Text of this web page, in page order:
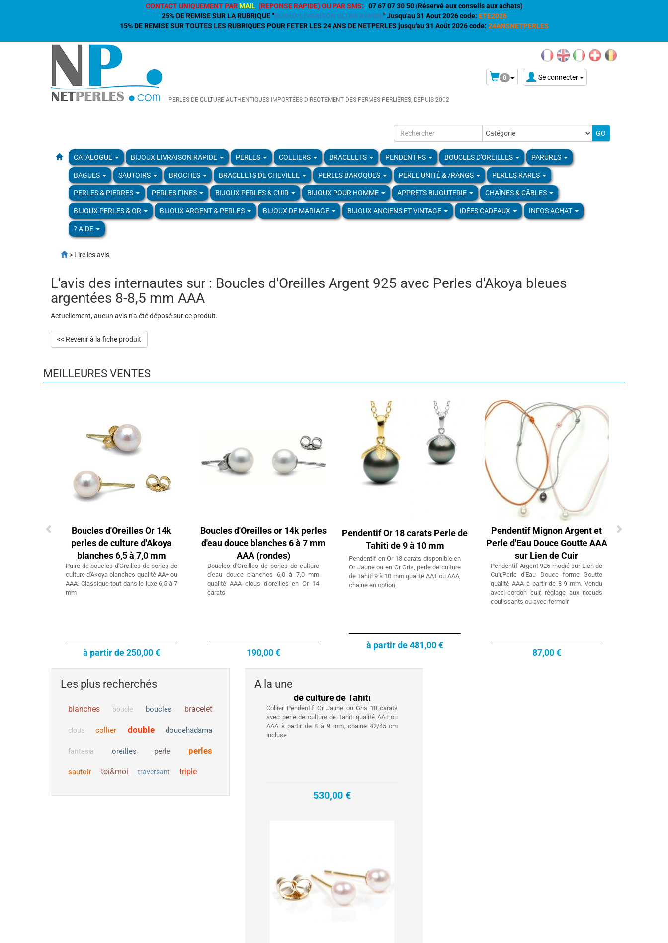
CONTACT UNIQUEMENT PAR MAIL (REPONSE RAPIDE) OU PAR SMS: : 07 67 07 30 50 (Réservé aux conseils aux achats)
25% DE REMISE SUR LA RUBRIQUE "BIJOUX LIVRAISON ULTRA RAPIDE" Jusqu'au 31 Aout 2026 code: ETE2026
15% DE REMISE SUR TOUTES LES RUBRIQUES POUR FETER LES 24 ANS DE NETPERLES jusqu'au 31 Août 2026 code: 24ANSNETPERLES
PERLES DE CULTURE AUTHENTIQUES IMPORTÉES DIRECTEMENT DES FERMES PERLIÈRES, DEPUIS 2002
Se connecter
0
CATALOGUE BIJOUX LIVRAISON RAPIDE PERLES COLLIERS BRACELETS PENDENTIFS BOUCLES D'OREILLES PARURES
BAGUES SAUTOIRS BROCHES BRACELETS DE CHEVILLE PERLES BAROQUES PERLE UNITÉ & /RANGS PERLES RARES
PERLES & PIERRES PERLES FINES BIJOUX PERLES & CUIR BIJOUX POUR HOMME APPRÈTS BIJOUTERIE CHAÎNES & CÂBLES
BIJOUX PERLES & OR BIJOUX ARGENT & PERLES BIJOUX DE MARIAGE BIJOUX ANCIENS ET VINTAGE IDÉES CADEAUX INFOS ACHAT
? AIDE
> Lire les avis
L'avis des internautes sur : Boucles d'Oreilles Argent 925 avec Perles d'Akoya bleues
argentées 8-8,5 mm AAA
Actuellement, aucun avis n'a été déposé sur ce produit.
<< Revenir à la fiche produit
MEILLEURES VENTES
Boucles d'Oreilles Or 14k
perles de culture d'Akoya
blanches 6,5 à 7,0 mm
Paire de boucles d'Oreilles de perles de
culture d'Akoya blanches qualité AA+ ou
AAA. Classique tout dans le luxe 6,5 à 7
mm
à partir de 250,00 €
Boucles d'Oreilles or 14k perles
d'eau douce blanches 6 à 7 mm
AAA (rondes)
Boucles d'Oreilles de perles de culture
d'eau douce blanches 6,0 à 7,0 mm
qualité AAA clous d'oreilles en Or 14
carats
190,00 €
Pendentif Or 18 carats Perle de
Tahiti de 9 à 10 mm
Pendentif en Or 18 carats disponible en
Or Jaune ou en Or Gris, perle de culture
de Tahiti 9 à 10 mm qualité AA+ ou AAA,
chaine en option
à partir de 481,00 €
Pendentif Mignon Argent et
Perle d'Eau Douce Goutte AAA
sur Lien de Cuir
Pendentif Argent 925 rhodié sur Lien de
Cuir,Perle d'Eau Douce forme Goutte
qualité AAA à partir de 8-9 mm. Vendu
avec cordon cuir, réglage aux nœuds
coulissants ou avec fermoir
87,00 €
Les plus recherchés
blanches boucle boucles bracelet
clous collier double doucehadama
fantasia oreilles perle perles
sautoir toi&moi traversant triple
A la une
Collier Pendentif en Or 18k et perle
de culture de Tahiti
Collier Pendentif Or Jaune ou Gris 18 carats
incluse
Boucles d'Oreilles de perles d'Eau